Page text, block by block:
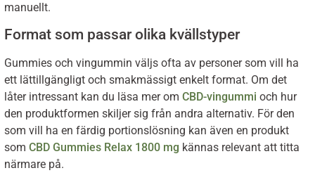
manuellt.
Format som passar olika kvällstyper
Gummies och vingummin väljs ofta av personer som vill ha
ett lättillgängligt och smakmässigt enkelt format. Om det
låter intressant kan du läsa mer omCBD-vingummi och hur
den produktformen skiljer sig från andra alternativ. För den
som vill ha en färdig portionslösning kan även en produkt
somCBD Gummies Relax 1800 mg kännas relevant att titta
närmare på.